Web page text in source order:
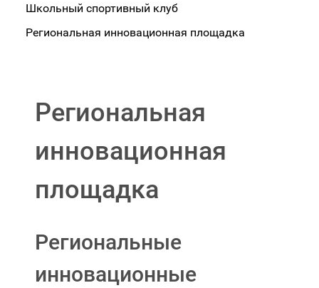
Школьный спортивный клуб
Региональная инновационная площадка
Региональная
инновационная
площадка
Региональные
инновационные